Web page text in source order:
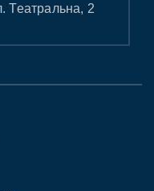
Театральна, 2